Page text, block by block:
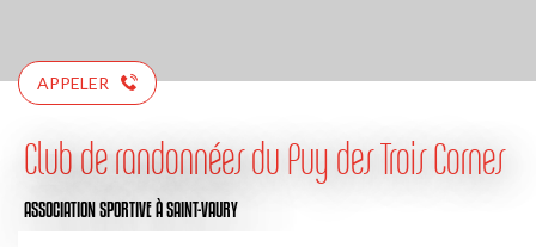
APPELER
Club de randonnées du Puy des Trois Cornes
ASSOCIATION SPORTIVEÀ SAINT-VAURY